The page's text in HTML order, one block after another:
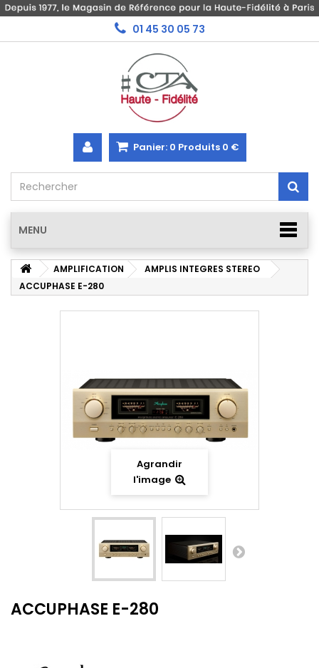
01 45 30 05 73
Panier: 0 Produits 0 €
MENU
AMPLIFICATION
AMPLIS INTEGRES STEREO
ACCUPHASE E-280
Agrandir
l'image
ACCUPHASE E-280